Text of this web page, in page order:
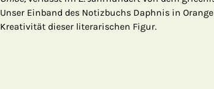
Unser Einband des Notizbuchs Daphnis in
Kreativität dieser literarischen Figur.